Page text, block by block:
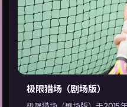
极限猎场（剧场版）